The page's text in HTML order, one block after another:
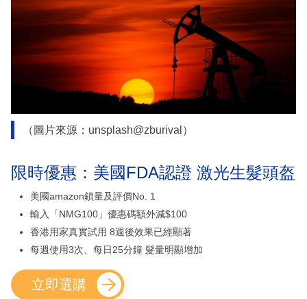
（圖片來源：unsplash@zburival）
限時優惠：美國FDA認證 激光生髮頭盔
美國amazon鎖量及評價No. 1
輸入「NMG100」優惠碼額外減$100
香港用家真實試用 8週後效果已經顯著
每週使用3次、每日25分鐘 髮量明顯增加
立即選購